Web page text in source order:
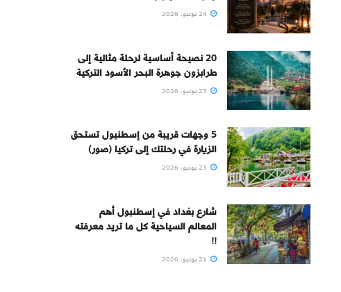
20 نصيحة أساسية لرحلة مثالية إلى
طرابزون جوهرة البحر الأسود التركية
5 وجهات قريبة من إسطنبول تستحق
الزيارة في رحلتك إلى تركيا (صور)
شارع بغداد في إسطنبول أهم
المعالم السياحية كل ما تريد معرفته
!!